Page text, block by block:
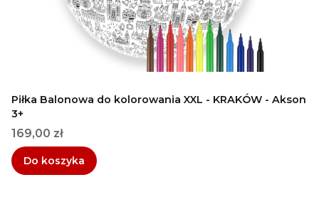
Piłka Balonowa do kolorowania XXL - KRAKÓW - Akson
3+
Cena
169,00 zł
Do koszyka